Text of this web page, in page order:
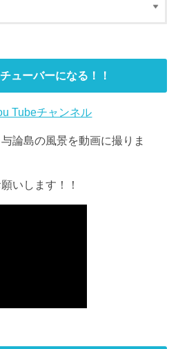
ューバーになる！！
Tubeチャンネル
論島の風景を動画に撮りま
いします！！